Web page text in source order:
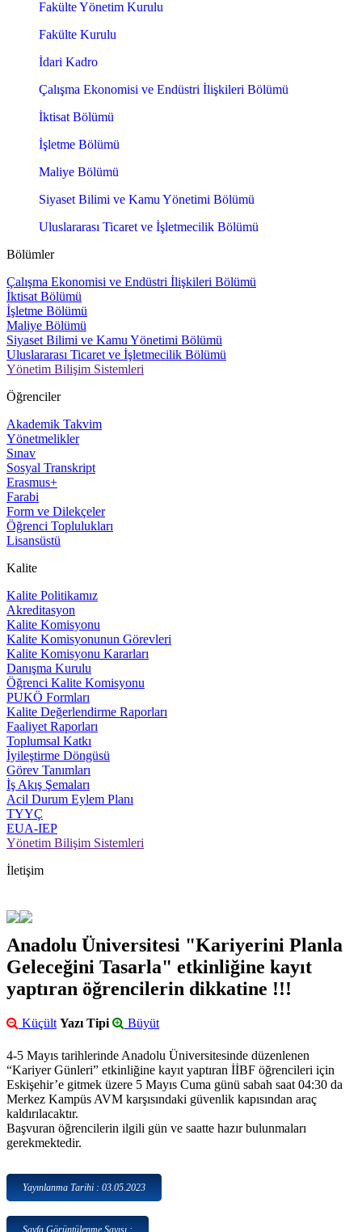
Fakülte Yönetim Kurulu
Fakülte Kurulu
İdari Kadro
Çalışma Ekonomisi ve Endüstri İlişkileri Bölümü
İktisat Bölümü
İşletme Bölümü
Maliye Bölümü
Siyaset Bilimi ve Kamu Yönetimi Bölümü
Uluslararası Ticaret ve İşletmecilik Bölümü
Bölümler
Çalışma Ekonomisi ve Endüstri İlişkileri Bölümü
İktisat Bölümü
İşletme Bölümü
Maliye Bölümü
Siyaset Bilimi ve Kamu Yönetimi Bölümü
Uluslararası Ticaret ve İşletmecilik Bölümü
Yönetim Bilişim Sistemleri
Öğrenciler
Akademik Takvim
Yönetmelikler
Sınav
Sosyal Transkript
Erasmus+
Farabi
Form ve Dilekçeler
Öğrenci Toplulukları
Lisansüstü
Kalite
Kalite Politikamız
Akreditasyon
Kalite Komisyonu
Kalite Komisyonunun Görevleri
Kalite Komisyonu Kararları
Danışma Kurulu
Öğrenci Kalite Komisyonu
PUKÖ Formları
Kalite Değerlendirme Raporları
Faaliyet Raporları
Toplumsal Katkı
İyileştirme Döngüsü
Görev Tanımları
İş Akış Şemaları
Acil Durum Eylem Planı
TYYÇ
EUA-IEP
Yönetim Bilişim Sistemleri
İletişim
Anadolu Üniversitesi "Kariyerini Planla
Geleceğini Tasarla" etkinliğine kayıt
yaptıran öğrencilerin dikkatine !!!
Küçült Yazı Tipi Büyüt
4-5 Mayıs tarihlerinde Anadolu Üniversitesinde düzenlenen
“Kariyer Günleri” etkinliğine kayıt yaptıran İİBF öğrencileri için
Eskişehir’e gitmek üzere 5 Mayıs Cuma günü sabah saat 04:30 da
Merkez Kampüs AVM karşısındaki güvenlik kapısından araç
kaldırılacaktır.
Başvuran öğrencilerin ilgili gün ve saatte hazır bulunmaları
gerekmektedir.
Yayınlanma Tarihi : 03.05.2023
Sayfa Görüntülenme Sayısı :